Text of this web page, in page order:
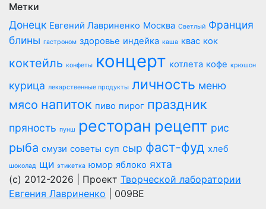
Метки
Донецк Евгений Лавриненко Москва Светлый Франция
блины гастроном здоровье индейка каша квас кок
коктейль конфеты концерт котлета кофе крюшон
курица лекарственные продукты личность меню
мясо напиток пиво пирог праздник
пряность пунш ресторан рецепт рис
рыба смузи советы суп сыр фаст-фуд хлеб
шоколад щи этикетка юмор яблоко яхта
(c) 2012-2026 | Проект Творческой лаборатории
Евгения Лавриненко | 009BE